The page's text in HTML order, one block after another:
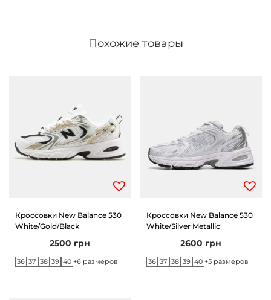
Похожие товары
Кроссовки New Balance 530
White/Gold/Black
2500 грн
36 37 38 39 40 +6 размеров
Кроссовки New Balance 530
White/Silver Metallic
2600 грн
36 37 38 39 40 +5 размеров